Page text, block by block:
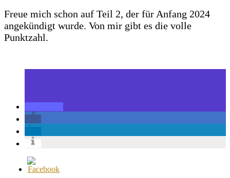
Freue mich schon auf Teil 2, der für Anfang 2024
angekündigt wurde. Von mir gibt es die volle
Punktzahl.